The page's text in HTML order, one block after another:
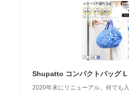
Shupatto コンパクトバッグ L
2020年末にリニューアル。何でも